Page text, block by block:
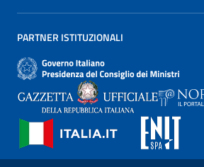
PARTNER ISTITUZIONALI